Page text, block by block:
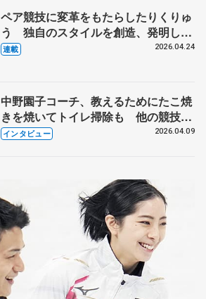
ペア競技に変革をもたらしたりくりゅ
う 独自のスタイルを創造、発明した
【引退発表後②】
連載 2026.04.24
中野園子コーチ、教えるためにたこ焼
きを焼いてトイレ掃除も 他の競技に
も通用するという坂本花織の筋肉
インタビュー 2026.04.09